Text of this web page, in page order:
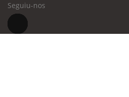
Seguiu-nos